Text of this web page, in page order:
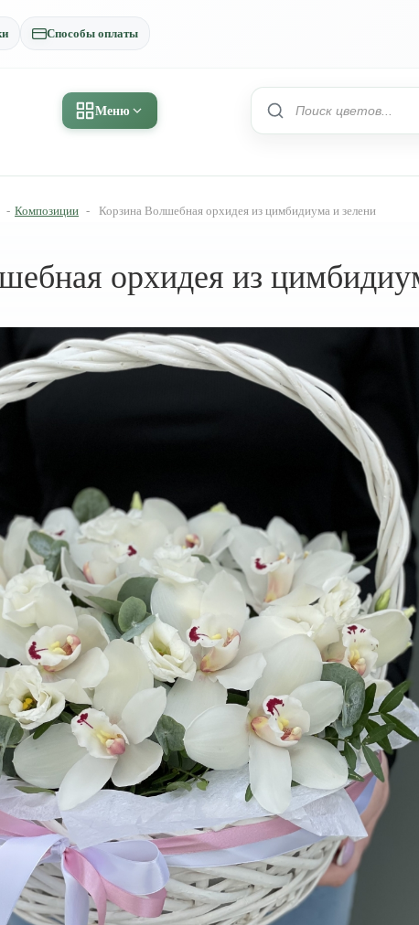
Способы оплаты
Меню
- Композиции - Корзина Волшебная орхидея из цимбидиума и зелени
орхидея из